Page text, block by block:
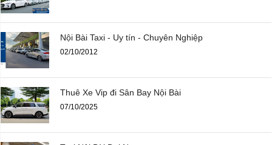
Nội Bài Taxi - Uy tín - Chuyên Nghiệp
02/10/2012
Thuê Xe Vip đi Sân Bay Nội Bài
07/10/2025